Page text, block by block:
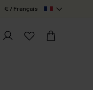
€ / Français